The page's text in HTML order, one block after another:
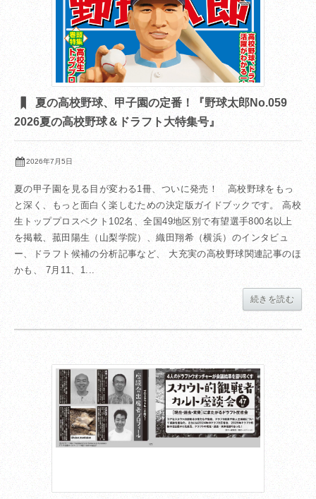
夏の高校野球、甲子園の定番！『野球太郎No.059
2026夏の高校野球＆ドラフト大特集号』
2026年7月5日
夏の甲子園を見る目が変わる1冊、ついに発売！ 高校野球をもっ
と深く、もっと面白く楽しむための決定版ガイドブックです。 高校
生トッププロスペクト102名、全国49地区別で有望選手800名以上
を掲載、菰田陽生（山梨学院）、織田翔希（横浜）のインタビュ
ー、ドラフト候補の分析記事など、 大充実の高校野球関連記事のほ
かも、 7月11、1...
続きを読む